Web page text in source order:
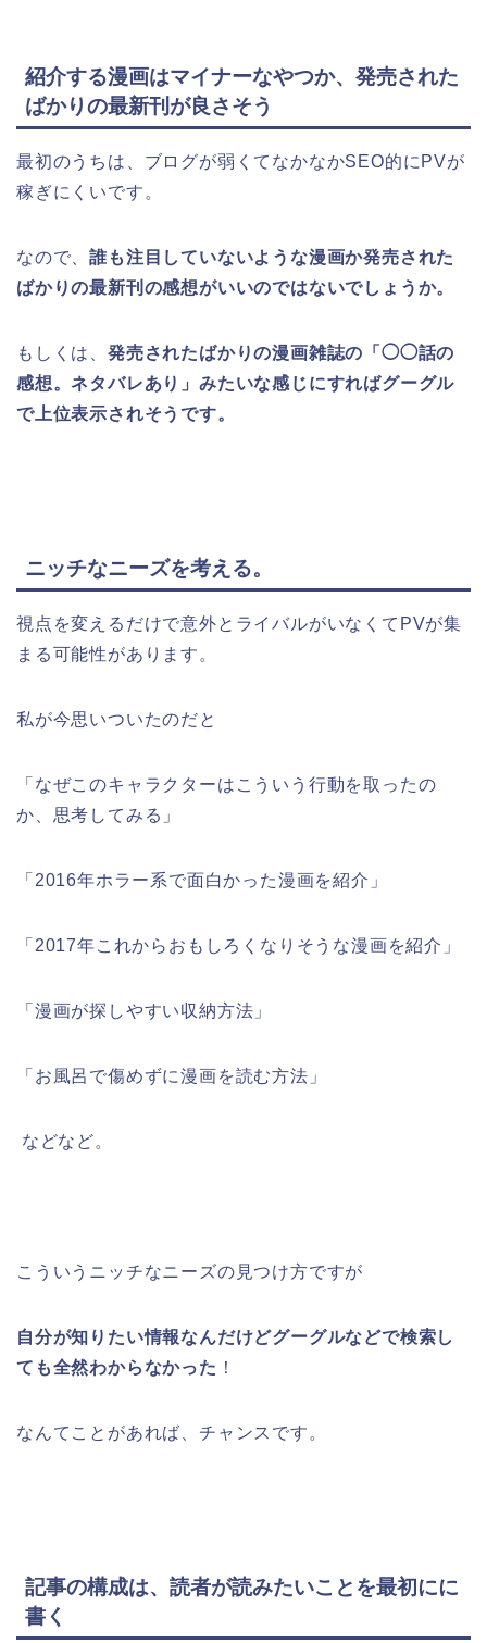
紹介する漫画はマイナーなやつか、発売された
ばかりの最新刊が良さそう
最初のうちは、ブログが弱くてなかなかSEO的にPVが
稼ぎにくいです。
なので、誰も注目していないような漫画か発売された
ばかりの最新刊の感想がいいのではないでしょうか。
もしくは、 発売されたばかりの漫画雑誌の「◯◯話の
感想。ネタバレあり」みたいな感じにすればグーグル
で上位表示されそうです。
ニッチなニーズを考える。
視点を変えるだけで意外とライバルがいなくてPVが集
まる可能性があります。
私が今思いついたのだと
「なぜこのキャラクターはこういう行動を取ったの
か、思考してみる」
「2016年ホラー系で面白かった漫画を紹介」
「2017年これからおもしろくなりそうな漫画を紹介」
「漫画が探しやすい収納方法」
「お風呂で傷めずに漫画を読む方法」
などなど。
こういうニッチなニーズの見つけ方ですが
自分が知りたい情報なんだけどグーグルなどで検索し
ても全然わからなかった ！
なんてことがあれば、チャンスです。
記事の構成は、読者が読みたいことを最初にに
書く